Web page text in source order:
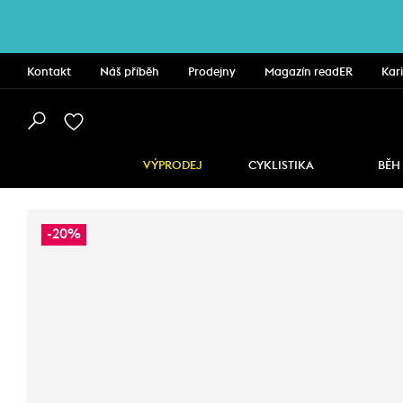
Kontakt Náš příběh Prodejny Magazín readER
VÝPRODEJ CYKLISTIKA BĚH
-20%